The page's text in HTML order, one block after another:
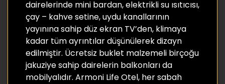
dairelerinde mini bardan, elektrikli su ısıtıcısı,
çay – kahve setine, uydu kanallarının
yayınına sahip düz ekran TV’den, klimaya
kadar tüm ayrıntılar düşünülerek dizayn
edilmiştir. Ücretsiz buklet malzemeli birçoğu
jakuziye sahip dairelerin balkonları da
mobilyalıdır. Armoni Life Otel, her sabah